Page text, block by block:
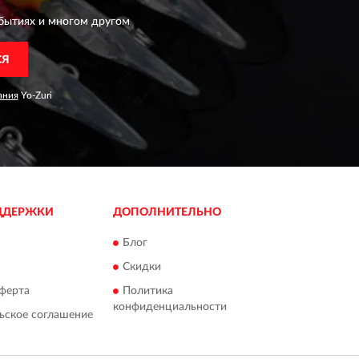
и многом другом
Yo-Zuri
соглашение
ДОПОЛНИТЕЛЬНО
Блог
Скидки
Политика
конфиденциальности